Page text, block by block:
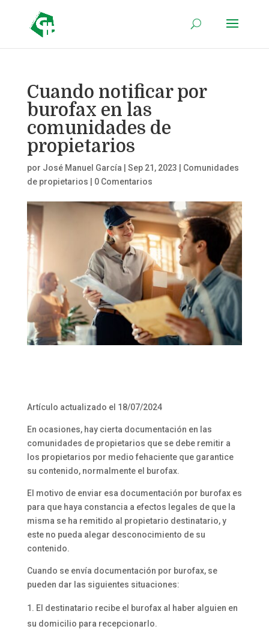
Cuando notificar por
burofax en las
comunidades de
propietarios
por José Manuel García Sep 21, 2023
Comunidades
de propietarios
0 Comentarios
Artículo actualizado el 18/07/2024
En ocasiones, hay cierta documentación en las
comunidades de propietarios que se debe remitir a
los propietarios por medio fehaciente que garantice
su contenido, normalmente el burofax.
El motivo de enviar esa documentación por burofax es
para que haya constancia a efectos legales de que la
misma se ha remitido al propietario destinatario, y
este no pueda alegar desconocimiento de su
contenido.
Cuando se envía documentación por burofax, se
pueden dar las siguientes situaciones:
El destinatario recibe el burofax al haber alguien en
su domicilio para recepcionarlo.